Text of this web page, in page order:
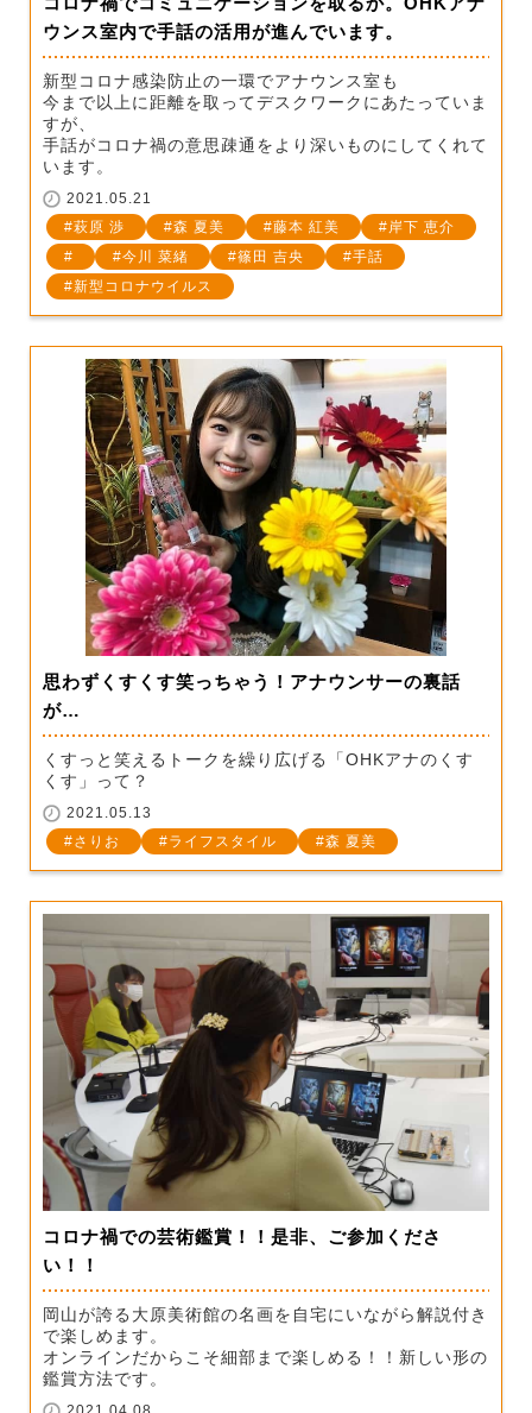
ウンス室内で手話の活用が進んでいます。
新型コロナ感染防止の一環でアナウンス室も
今まで以上に距離を取ってデスクワークにあたっていま
すが、
手話がコロナ禍の意思疎通をより深いものにしてくれて
います。
2021.05.21
萩原 渉
森 夏美 藤本 紅美
岸下 恵介
今川 菜緒
篠田 吉央
手話
新型コロナウイルス
思わずくすくす笑っちゃう！アナウンサーの裏話
が…
くすっと笑えるトークを繰り広げる「OHKアナのくす
くす」って？
2021.05.13
さりお
ライフスタイル 森 夏美
コロナ禍での芸術鑑賞！！是非、ご参加くださ
い！！
岡山が誇る大原美術館の名画を自宅にいながら解説付き
で楽しめます。
オンラインだからこそ細部まで楽しめる！！新しい形の
鑑賞方法です。